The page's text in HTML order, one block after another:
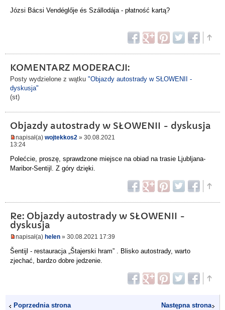
Józsi Bácsi Vendéglője és Szállodája - płatność kartą?
KOMENTARZ MODERACJI:
Posty wydzielone z wątku "Objazdy autostrady w SŁOWENII -
dyskusja"
(st)
Objazdy autostrady w SŁOWENII - dyskusja
napisał(a) wojtekkos2 » 30.08.2021
13:24
Polećcie, proszę, sprawdzone miejsce na obiad na trasie Ljubljana-
Maribor-Sentijl. Z góry dzięki.
Re: Objazdy autostrady w SŁOWENII -
dyskusja
napisał(a) helen » 30.08.2021 17:39
Šentijl - restauracja „Štajerski hram” . Blisko autostrady, warto
zjechać, bardzo dobre jedzenie.
Poprzednia strona Następna strona